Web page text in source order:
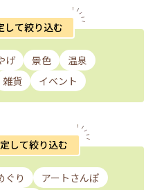
して絞り込む
げ 景色
温泉
雑貨 イベント
して絞り込む
ぐり
アートさんぽ